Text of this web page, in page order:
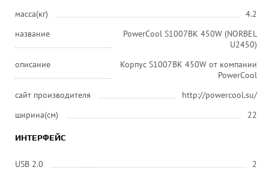
масса(кг)
4.2
название
PowerCool S1007BK 450W (NORBEL
U2450)
описание
Корпус S1007BK 450W от компании
PowerCool
сайт производителя
http://powercool.su/
ширина(см)
22
ИНТЕРФЕЙС
USB 2.0 2